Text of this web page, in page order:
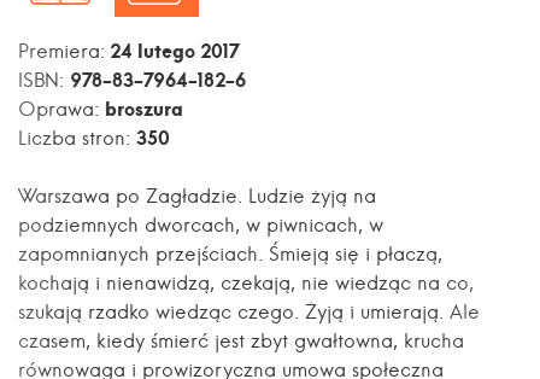
Premiera: 24 lutego 2017
ISBN: 978-83-7964-182-6
Oprawa: broszura
Liczba stron: 350
Warszawa po Zagładzie. Ludzie żyją na
podziemnych dworcach, w piwnicach, w
zapomnianych przejściach. Śmieją się i płaczą,
kochają i nienawidzą, czekają, nie wiedząc na co,
szukają rzadko wiedząc czego. Żyją i umierają. Ale
czasem, kiedy śmierć jest zbyt gwałtowna, krucha
równowaga i prowizoryczna umowa społeczna